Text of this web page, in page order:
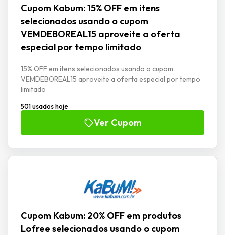
Cupom Kabum: 15% OFF em itens
selecionados usando o cupom
VEMDEBOREAL15 aproveite a oferta
especial por tempo limitado
15% OFF em itens selecionados usando o cupom
VEMDEBOREAL15 aproveite a oferta especial por tempo
limitado
501 usados hoje
Ver Cupom
Cupom Kabum: 20% OFF em produtos
Lofree selecionados usando o cupom